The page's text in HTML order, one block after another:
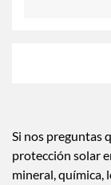
Si nos preguntas
protección solar
mineral, química,